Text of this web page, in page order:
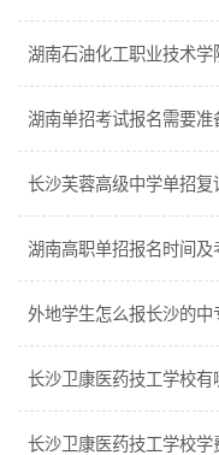
湖南石油化工职业技术
湖南单招考试报名需要准
长沙芙蓉高级中学单招复
湖南高职单招报名时间及
外地学生怎么报长沙的中
长沙卫康医药技工学校有
长沙卫康医药技工学校学